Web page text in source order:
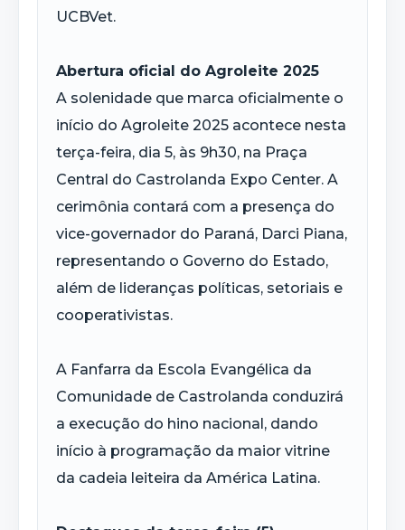
UCBVet.
Abertura oficial do Agroleite 2025
A solenidade que marca oficialmente o
início do Agroleite 2025 acontece nesta
terça-feira, dia 5, às 9h30, na Praça
Central do Castrolanda Expo Center. A
cerimônia contará com a presença do
vice-governador do Paraná, Darci Piana,
representando o Governo do Estado,
além de lideranças políticas, setoriais e
cooperativistas.
A Fanfarra da Escola Evangélica da
Comunidade de Castrolanda conduzirá
a execução do hino nacional, dando
início à programação da maior vitrine
da cadeia leiteira da América Latina.